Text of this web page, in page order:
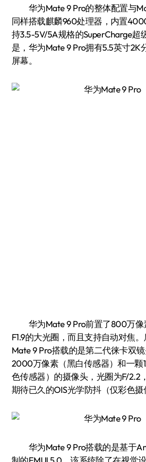
华为Mate 9 Pro的整体配置与
同样搭载麒麟960处理器，内置
持3.5-5V/5A规格的SuperCharge超
是，华为Mate 9 Pro拥有5.5英寸2K
屏幕。
华为Mate 9 Pro前置了800万像
F1.9的大光圈，而且支持自动对焦
Mate 9 Pro搭载的是第二代徕卡双
2000万像素（黑白传感器）和一颗
色传感器）的摄像头，光圈为F/2.2
期待已久的OIS光学防抖（仅彩色摄
华为Mate 9 Pro搭载的是基于